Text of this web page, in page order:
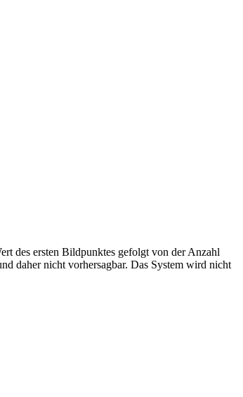
des ersten Bildpunktes gefolgt von der Anzahl
daher nicht vorhersagbar. Das System wird nicht